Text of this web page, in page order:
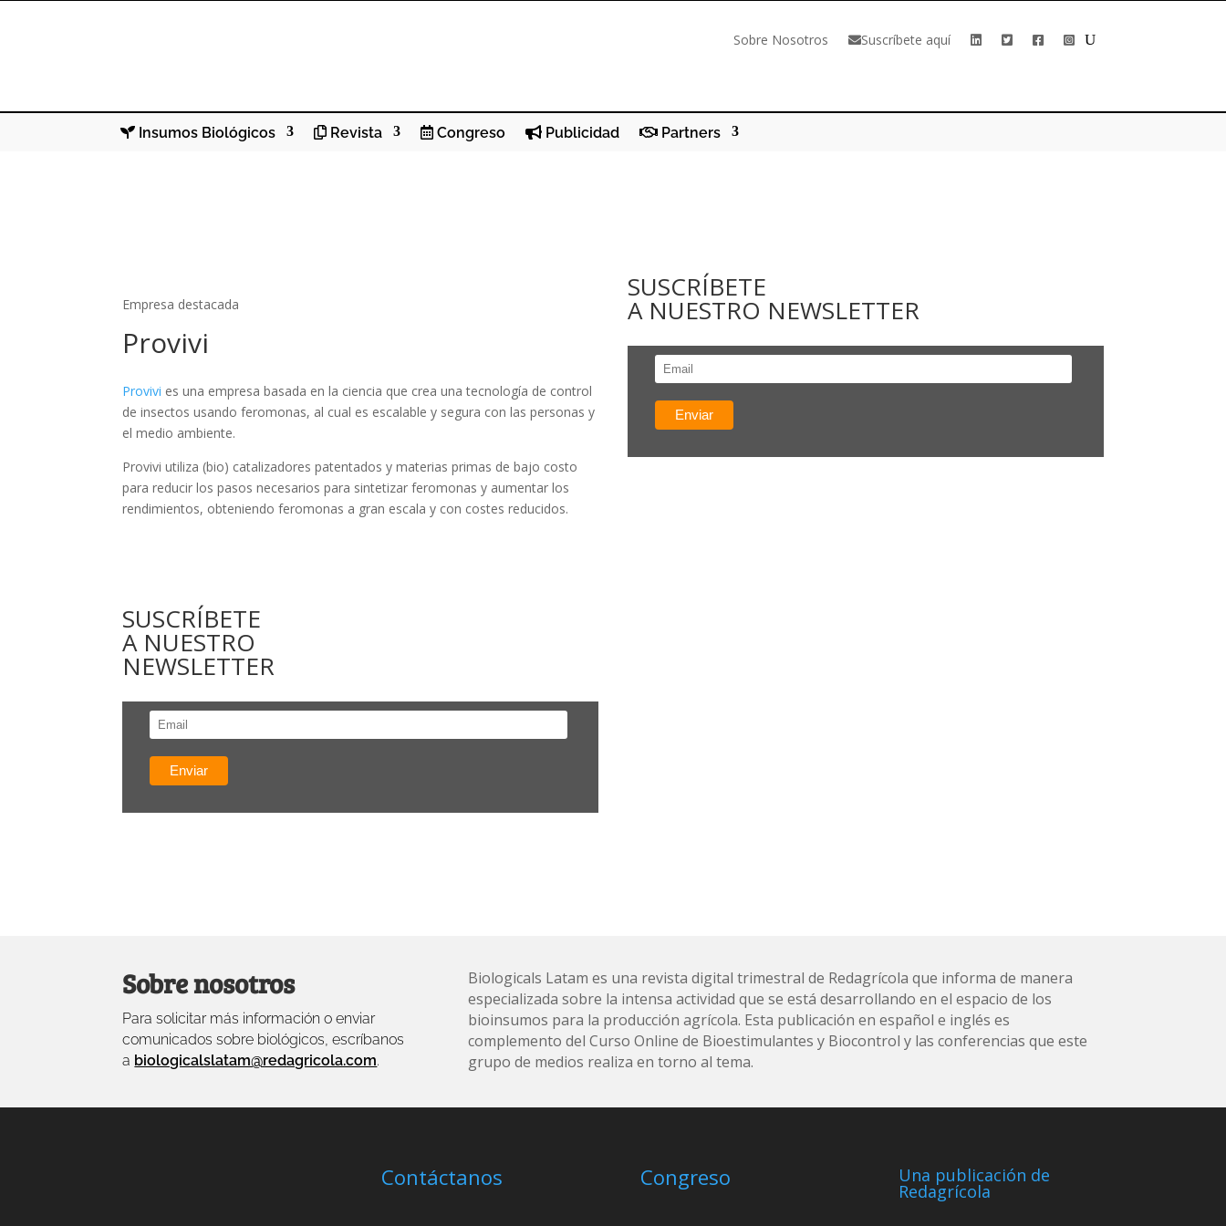
Sobre Nosotros Suscríbete aquí
Insumos Biológicos Revista Congreso Publicidad Partners
Empresa destacada
Provivi
Provivi es una empresa basada en la ciencia que crea una tecnología de control
de insectos usando feromonas, al cual es escalable y segura con las personas y
el medio ambiente.
Provivi utiliza (bio) catalizadores patentados y materias primas de bajo costo
para reducir los pasos necesarios para sintetizar feromonas y aumentar los
rendimientos, obteniendo feromonas a gran escala y con costes reducidos.
SUSCRÍBETE
A NUESTRO
NEWSLETTER
SUSCRÍBETE
A NUESTRO NEWSLETTER
Sobre nosotros
Para solicitar más información o enviar
comunicados sobre biológicos, escríbanos
a biologicalslatam@redagricola.com.
Biologicals Latam es una revista digital trimestral de Redagrícola que informa de manera
especializada sobre la intensa actividad que se está desarrollando en el espacio de los
bioinsumos para la producción agrícola. Esta publicación en español e inglés es
complemento del Curso Online de Bioestimulantes y Biocontrol y las conferencias que este
grupo de medios realiza en torno al tema.
Contáctanos Congreso Una publicación de
Redagrícola